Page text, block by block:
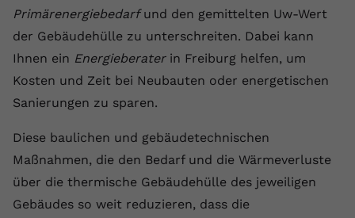
Primärenergiebedarfund den gemittelten Uw-Wert
der Gebäudehülle zu unterschreiten. Dabei kann
Ihnen ein Energieberaterin Freiburg helfen, um
Kosten und Zeit bei Neubauten oder energetischen
Sanierungen zu sparen.
Diese baulichen und gebäudetechnischen
Maßnahmen, die den Bedarf und die Wärmeverluste
über die thermische Gebäudehülle des jeweiligen
Gebäudes so weit reduzieren, dass die
Anbieter youtube.com
Zweck
YouTube setzt dieses Cookie über
Name yt-remote-device-id
Anbieter Youtube.com